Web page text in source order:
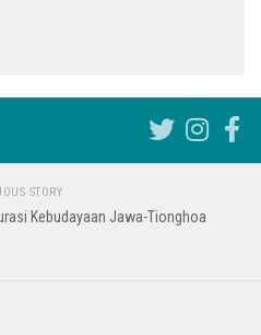
STORY
Kebudayaan Jawa-Tionghoa